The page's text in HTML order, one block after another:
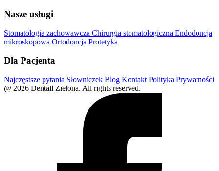
Nasze usługi
Stomatologia zachowawcza Chirurgia stomatologiczna Endodoncja
mikroskopowa Ortodoncja Protetyka
Dla Pacjenta
Najczęstsze pytania Słowniczek Blog Kontakt Polityka Prywatności
@ 2026 Dentall Zielona. All rights reserved.